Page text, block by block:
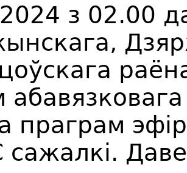
з 02.00
праграм